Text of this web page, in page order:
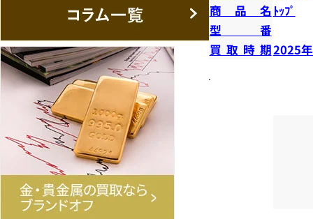
商品名 ﾄｯﾌﾟ
型番
買取時期2025